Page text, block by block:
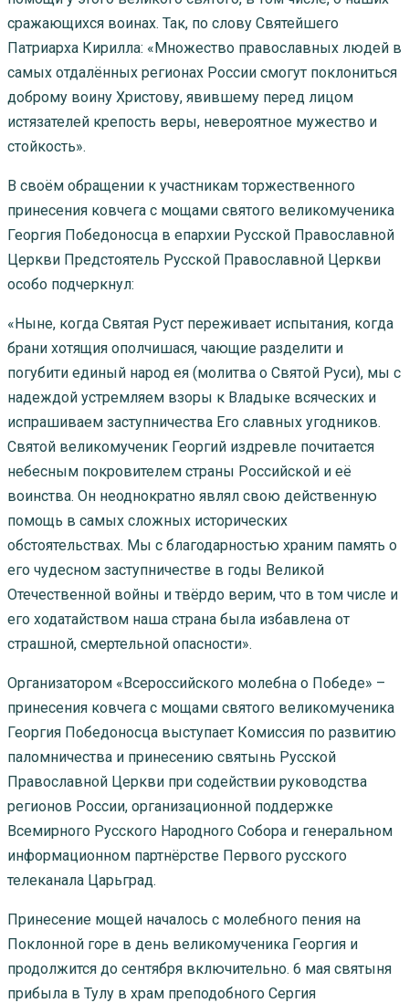
сражающихся воинах. Так, по слову Святейшего
Патриарха Кирилла: «Множество православных людей в
самых отдалённых регионах России смогут поклониться
доброму воину Христову, явившему перед лицом
истязателей крепость веры, невероятное мужество и
стойкость».
В своём обращении к участникам торжественного
принесения ковчега с мощами святого великомученика
Георгия Победоносца в епархии Русской Православной
Церкви Предстоятель Русской Православной Церкви
особо подчеркнул:
«Ныне, когда Святая Руст переживает испытания, когда
брани хотящия ополчишася, чающие разделити и
погубити единый народ ея (молитва о Святой Руси), мы с
надеждой устремляем взоры к Владыке всяческих и
испрашиваем заступничества Его славных угодников.
Святой великомученик Георгий издревле почитается
небесным покровителем страны Российской и её
воинства. Он неоднократно являл свою действенную
помощь в самых сложных исторических
обстоятельствах. Мы с благодарностью храним память о
его чудесном заступничестве в годы Великой
Отечественной войны и твёрдо верим, что в том числе и
его ходатайством наша страна была избавлена от
страшной, смертельной опасности».
Организатором «Всероссийского молебна о Победе» –
принесения ковчега с мощами святого великомученика
Георгия Победоносца выступает Комиссия по развитию
паломничества и принесению святынь Русской
Православной Церкви при содействии руководства
регионов России, организационной поддержке
Всемирного Русского Народного Собора и генеральном
информационном партнёрстве Первого русского
телеканала Царьград.
Принесение мощей началось с молебного пения на
Поклонной горе в день великомученика Георгия и
продолжится до сентября включительно. 6 мая святыня
прибыла в Тулу в храм преподобного Сергия